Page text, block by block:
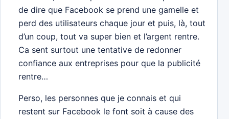
de dire que Facebook se prend une gamelle et
perd des utilisateurs chaque jour et puis, là, tout
d’un coup, tout va super bien et l’argent rentre.
Ca sent surtout une tentative de redonner
confiance aux entreprises pour que la publicité
rentre…
Perso, les personnes que je connais et qui
restent sur Facebook le font soit à cause des